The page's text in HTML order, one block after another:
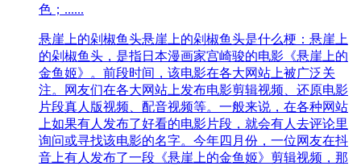
色；......
悬崖上的剁椒鱼头悬崖上的剁椒鱼头是什么梗：悬崖上
的剁椒鱼头，是指日本漫画家宫崎骏的电影《悬崖上的
金鱼姬》。前段时间，该电影在各大网站上被广泛关
注。网友们在各大网站上发布电影剪辑视频、还原电影
片段真人版视频、配音视频等。一般来说，在各种网站
上如果有人发布了好看的电影片段，就会有人去评论里
询问或寻找该电影的名字。今年四月份，一位网友在抖
音上有人发布了一段《悬崖上的金鱼姬》剪辑视频，那